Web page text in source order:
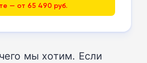
— от 65 490 руб.
мы хотим. Если